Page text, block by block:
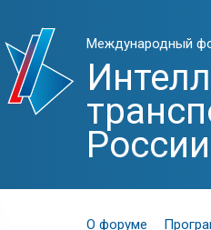
Международный
России
О форуме